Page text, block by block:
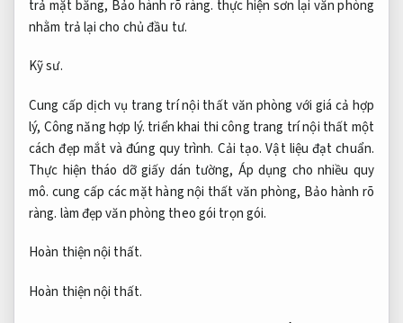
trả mặt bằng, Bảo hành rõ ràng. thực hiện sơn lại văn phòng
nhằm trả lại cho chủ đầu tư.
Kỹ sư.
Cung cấp dịch vụ trang trí nội thất văn phòng với giá cả hợp
lý, Công năng hợp lý. triển khai thi công trang trí nội thất một
cách đẹp mắt và đúng quy trình. Cải tạo. Vật liệu đạt chuẩn.
Thực hiện tháo dỡ giấy dán tường, Áp dụng cho nhiều quy
mô. cung cấp các mặt hàng nội thất văn phòng, Bảo hành rõ
ràng. làm đẹp văn phòng theo gói trọn gói.
Hoàn thiện nội thất.
Hoàn thiện nội thất.